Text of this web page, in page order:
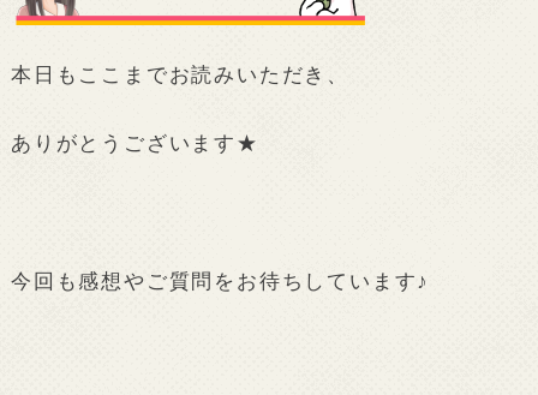
本日もここまでお読みいただき、
ありがとうございます★
今回も感想やご質問をお待ちしています♪